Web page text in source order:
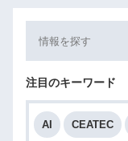
注目のキーワード
AI CEATEC